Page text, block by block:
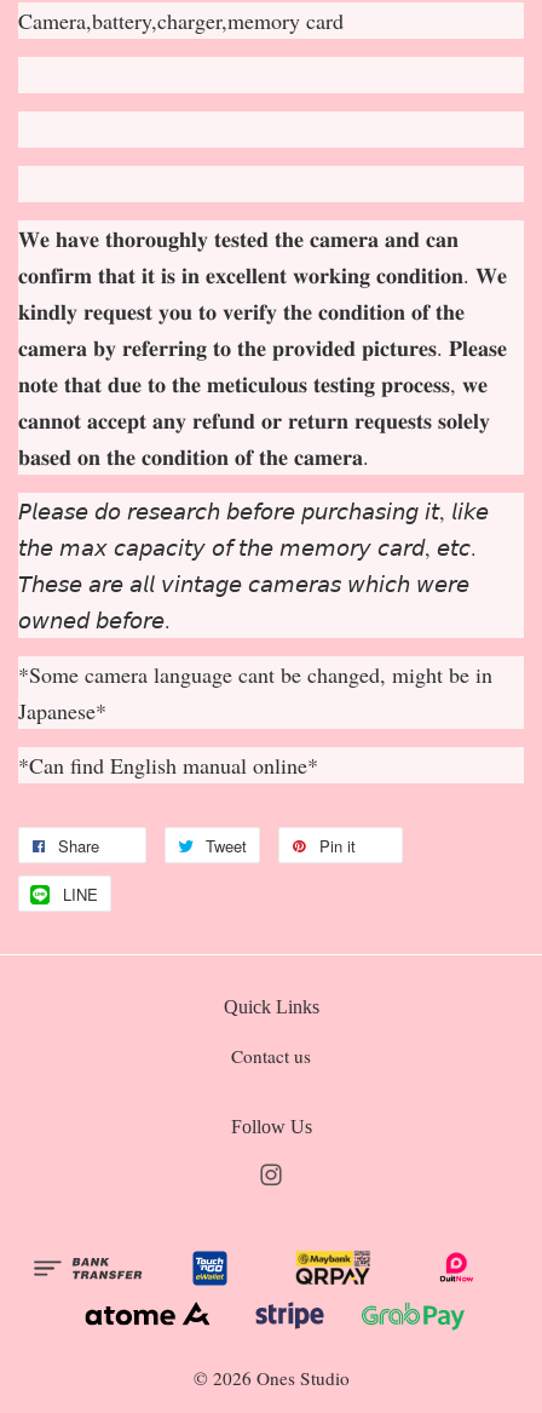
Camera,battery,charger,memory card
𝐖𝐞 𝐡𝐚𝐯𝐞 𝐭𝐡𝐨𝐫𝐨𝐮𝐠𝐡𝐥𝐲 𝐭𝐞𝐬𝐭𝐞𝐝 𝐭𝐡𝐞 𝐜𝐚𝐦𝐞𝐫𝐚 𝐚𝐧𝐝 𝐜𝐚𝐧
𝐜𝐨𝐧𝐟𝐢𝐫𝐦 𝐭𝐡𝐚𝐭 𝐢𝐭 𝐢𝐬 𝐢𝐧 𝐞𝐱𝐜𝐞𝐥𝐥𝐞𝐧𝐭 𝐰𝐨𝐫𝐤𝐢𝐧𝐠 𝐜𝐨𝐧𝐝𝐢𝐭𝐢𝐨𝐧. 𝐖𝐞
𝐤𝐢𝐧𝐝𝐥𝐲 𝐫𝐞𝐪𝐮𝐞𝐬𝐭 𝐲𝐨𝐮 𝐭𝐨 𝐯𝐞𝐫𝐢𝐟𝐲 𝐭𝐡𝐞 𝐜𝐨𝐧𝐝𝐢𝐭𝐢𝐨𝐧 𝐨𝐟 𝐭𝐡𝐞
𝐜𝐚𝐦𝐞𝐫𝐚 𝐛𝐲 𝐫𝐞𝐟𝐞𝐫𝐫𝐢𝐧𝐠 𝐭𝐨 𝐭𝐡𝐞 𝐩𝐫𝐨𝐯𝐢𝐝𝐞𝐝 𝐩𝐢𝐜𝐭𝐮𝐫𝐞𝐬. 𝐏𝐥𝐞𝐚𝐬𝐞
𝐧𝐨𝐭𝐞 𝐭𝐡𝐚𝐭 𝐝𝐮𝐞 𝐭𝐨 𝐭𝐡𝐞 𝐦𝐞𝐭𝐢𝐜𝐮𝐥𝐨𝐮𝐬 𝐭𝐞𝐬𝐭𝐢𝐧𝐠 𝐩𝐫𝐨𝐜𝐞𝐬𝐬, 𝐰𝐞
𝐜𝐚𝐧𝐧𝐨𝐭 𝐚𝐜𝐜𝐞𝐩𝐭 𝐚𝐧𝐲 𝐫𝐞𝐟𝐮𝐧𝐝 𝐨𝐫 𝐫𝐞𝐭𝐮𝐫𝐧 𝐫𝐞𝐪𝐮𝐞𝐬𝐭𝐬 𝐬𝐨𝐥𝐞𝐥𝐲
𝐛𝐚𝐬𝐞𝐝 𝐨𝐧 𝐭𝐡𝐞 𝐜𝐨𝐧𝐝𝐢𝐭𝐢𝐨𝐧 𝐨𝐟 𝐭𝐡𝐞 𝐜𝐚𝐦𝐞𝐫𝐚.
𝘗𝘭𝘦𝘢𝘴𝘦 𝘥𝘰 𝘳𝘦𝘴𝘦𝘢𝘳𝘤𝘩 𝘣𝘦𝘧𝘰𝘳𝘦 𝘱𝘶𝘳𝘤𝘩𝘢𝘴𝘪𝘯𝘨 𝘪𝘵, 𝘭𝘪𝘬𝘦
𝘵𝘩𝘦 𝘮𝘢𝘹 𝘤𝘢𝘱𝘢𝘤𝘪𝘵𝘺 𝘰𝘧 𝘵𝘩𝘦 𝘮𝘦𝘮𝘰𝘳𝘺 𝘤𝘢𝘳𝘥, 𝘦𝘵𝘤.
𝘛𝘩𝘦𝘴𝘦 𝘢𝘳𝘦 𝘢𝘭𝘭 𝘷𝘪𝘯𝘵𝘢𝘨𝘦 𝘤𝘢𝘮𝘦𝘳𝘢𝘴 𝘸𝘩𝘪𝘤𝘩 𝘸𝘦𝘳𝘦
𝘰𝘸𝘯𝘦𝘥 𝘣𝘦𝘧𝘰𝘳𝘦.
*Some camera language cant be changed, might be in
Japanese*
*Can find English manual online*
Share Tweet Pin it
LINE
Quick Links
Contact us
Follow Us
© 2026 Ones Studio